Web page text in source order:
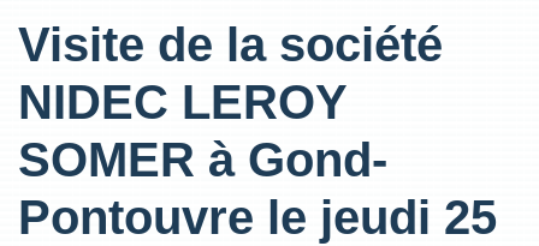
Visite de la société
NIDEC LEROY
SOMER à Gond-
Pontouvre le jeudi 25